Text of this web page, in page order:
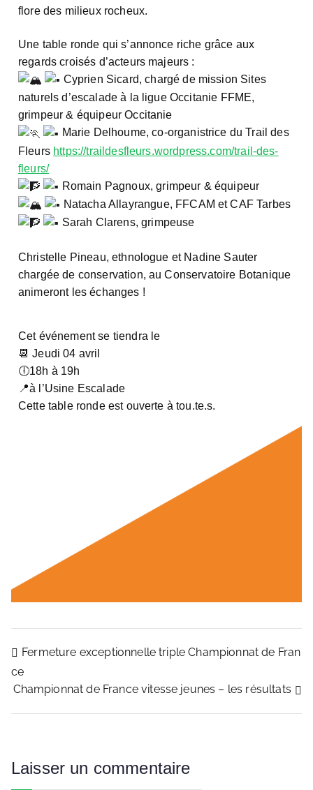
flore des milieux rocheux.
Une table ronde qui s’annonce riche grâce aux
regards croisés d’acteurs majeurs :
Cyprien Sicard, chargé de mission Sites
naturels d’escalade à la ligue Occitanie FFME,
grimpeur & équipeur Occitanie
Marie Delhoume, co-organistrice du Trail des
Fleurs https://traildesfleurs.wordpress.com/trail-des-
fleurs/
Romain Pagnoux, grimpeur & équipeur
Natacha Allayrangue, FFCAM et CAF Tarbes
Sarah Clarens, grimpeuse
Christelle Pineau, ethnologue et Nadine Sauter
chargée de conservation, au Conservatoire Botanique
animeront les échanges !
Cet événement se tiendra le
📆 Jeudi 04 avril
🕕18h à 19h
📍à l’Usine Escalade
Cette table ronde est ouverte à tou.te.s.
Fermeture exceptionnelle triple Championnat de Fran
ce
Championnat de France vitesse jeunes – les résultats
Laisser un commentaire